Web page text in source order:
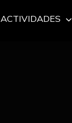
ACTIVIDADES